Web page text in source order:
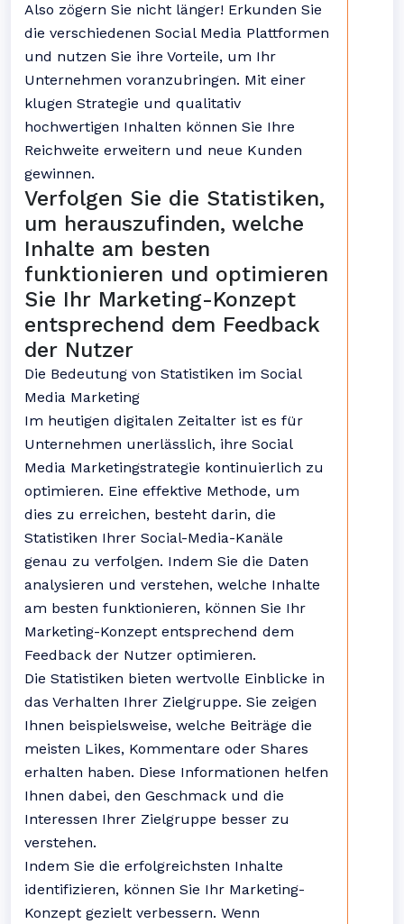
Also zögern Sie nicht länger! Erkunden Sie
die verschiedenen Social Media Plattformen
und nutzen Sie ihre Vorteile, um Ihr
Unternehmen voranzubringen. Mit einer
klugen Strategie und qualitativ
hochwertigen Inhalten können Sie Ihre
Reichweite erweitern und neue Kunden
gewinnen.
Verfolgen Sie die Statistiken,
um herauszufinden, welche
Inhalte am besten
funktionieren und optimieren
Sie Ihr Marketing-Konzept
entsprechend dem Feedback
der Nutzer
Die Bedeutung von Statistiken im Social
Media Marketing
Im heutigen digitalen Zeitalter ist es für
Unternehmen unerlässlich, ihre Social
Media Marketingstrategie kontinuierlich zu
optimieren. Eine effektive Methode, um
dies zu erreichen, besteht darin, die
Statistiken Ihrer Social-Media-Kanäle
genau zu verfolgen. Indem Sie die Daten
analysieren und verstehen, welche Inhalte
am besten funktionieren, können Sie Ihr
Marketing-Konzept entsprechend dem
Feedback der Nutzer optimieren.
Die Statistiken bieten wertvolle Einblicke in
das Verhalten Ihrer Zielgruppe. Sie zeigen
Ihnen beispielsweise, welche Beiträge die
meisten Likes, Kommentare oder Shares
erhalten haben. Diese Informationen helfen
Ihnen dabei, den Geschmack und die
Interessen Ihrer Zielgruppe besser zu
verstehen.
Indem Sie die erfolgreichsten Inhalte
identifizieren, können Sie Ihr Marketing-
Konzept gezielt verbessern. Wenn